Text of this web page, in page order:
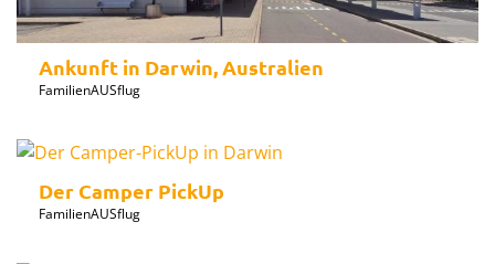
Ankunft in Darwin, Australien
FamilienAUSflug
Der Camper PickUp
FamilienAUSflug